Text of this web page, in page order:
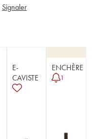
Signaler
E-
CAVISTE
ENCHÈRE
1